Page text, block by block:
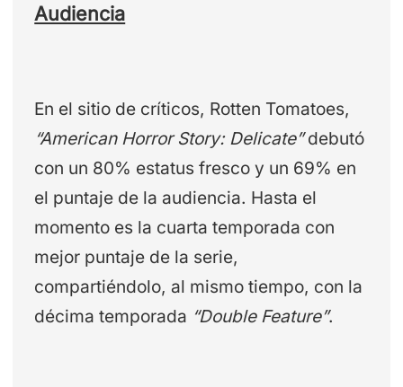
Audiencia
En el sitio de críticos, Rotten Tomatoes,
“American Horror Story: Delicate”debutó
con un 80% estatus fresco y un 69% en
el puntaje de la audiencia. Hasta el
momento es la cuarta temporada con
mejor puntaje de la serie,
compartiéndolo, al mismo tiempo, con la
décima temporada “Double Feature”.